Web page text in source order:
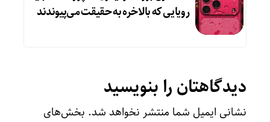
رویایی که بالاخره به حقیقت می‌پیوندند
دیدگاهتان را بنویسید
نشانی ایمیل شما منتشر نخواهد شد. بخش‌های